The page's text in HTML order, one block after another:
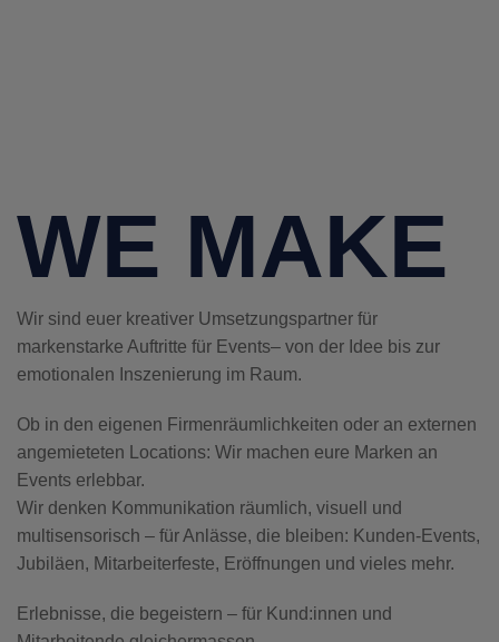
WE MAKE
Wir sind euer kreativer Umsetzungspartner für
markenstarke Auftritte für Events– von der Idee bis zur
emotionalen Inszenierung im Raum.
Ob in den eigenen Firmenräumlichkeiten oder an externen
angemieteten Locations: Wir machen eure Marken an
Events erlebbar.
Wir denken Kommunikation räumlich, visuell und
multisensorisch – für Anlässe, die bleiben: Kunden-Events,
Jubiläen, Mitarbeiterfeste, Eröffnungen und vieles mehr.
Erlebnisse, die begeistern – für Kund:innen und